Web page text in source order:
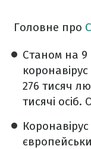
Головне про
Станом на 9
коронавірус
276 тисяч
тисячі